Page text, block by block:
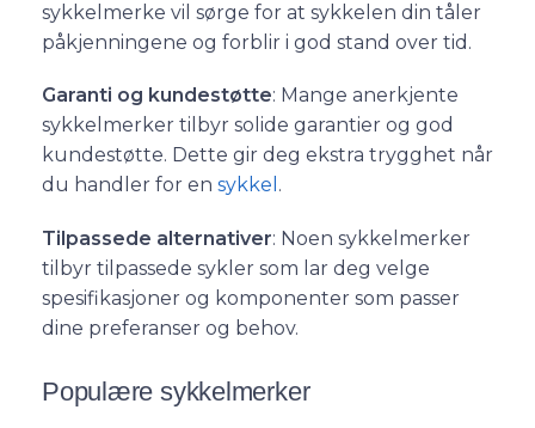
sykkelmerke vil sørge for at sykkelen din tåler
påkjenningene og forblir i god stand over tid.
Garanti og kundestøtte: Mange anerkjente
sykkelmerker tilbyr solide garantier og god
kundestøtte. Dette gir deg ekstra trygghet når
du handler for en sykkel .
Tilpassede alternativer: Noen sykkelmerker
tilbyr tilpassede sykler som lar deg velge
spesifikasjoner og komponenter som passer
dine preferanser og behov.
Populære sykkelmerker